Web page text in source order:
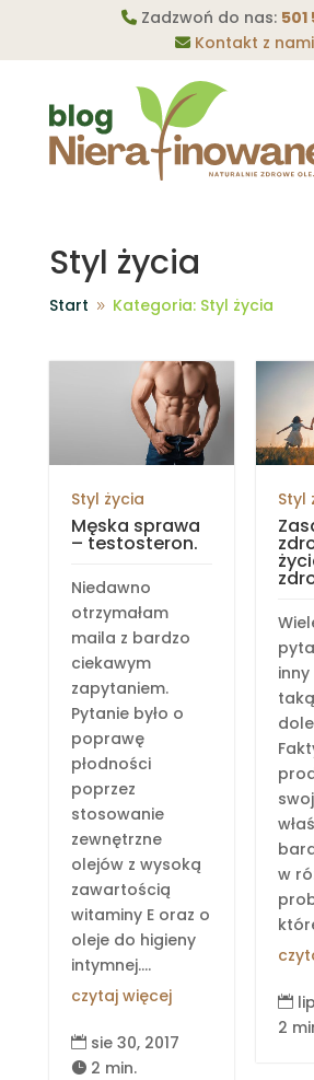
Zadzwoń do nas: 501
Kontakt z nami
Styl życia
Start 9 Kategoria: Styl życia
Styl życia
Męska sprawa
– testosteron.
Niedawno
otrzymałam
maila z bardzo
ciekawym
zapytaniem.
Pytanie było o
poprawę
płodności
poprzez
stosowanie
zewnętrzne
olejów z wysoką
zawartością
witaminy E oraz o
oleje do higieny
intymnej....
czytaj więcej
 sie 30, 2017
 2 min.
Styl
w

2